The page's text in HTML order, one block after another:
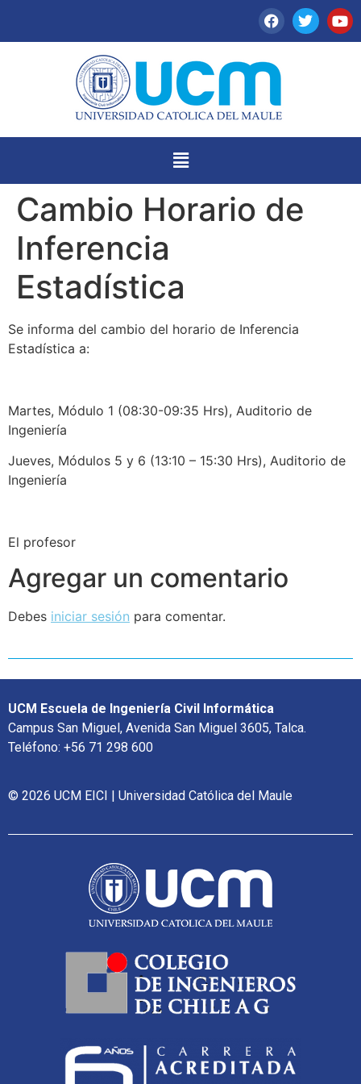
Cambio Horario de
Inferencia
Estadística
Se informa del cambio del horario de Inferencia
Estadística a:
Martes, Módulo 1 (08:30-09:35 Hrs), Auditorio de
Ingeniería
Jueves, Módulos 5 y 6 (13:10 – 15:30 Hrs), Auditorio de
Ingeniería
El profesor
Agregar un comentario
Debes iniciar sesión para comentar.
UCM Escuela de Ingeniería Civil Informática
Campus San Miguel, Avenida San Miguel 3605, Talca.
Teléfono: +56 71 298 600
© 2026 UCM EICI | Universidad Católica del Maule